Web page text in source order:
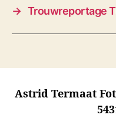
→ Trouwreportage
Astrid Termaat